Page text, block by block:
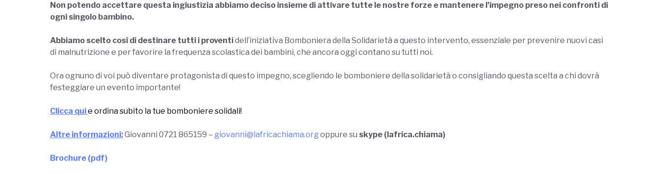
Non potendo accettare questa ingiustizia abbiamo deciso insieme di attivare tutte le nostre forze e mantenere l’impegno preso nei confronti di
ogni singolo bambino.
Abbiamo scelto così di destinare tutti i proventidell’iniziativa Bomboniera della Solidarietà a questo intervento, essenziale per prevenire nuovi casi
di malnutrizione e per favorire la frequenza scolastica dei bambini, che ancora oggi contano su tutti noi.
Ora ognuno di voi può diventare protagonista di questo impegno, scegliendo le bomboniere della solidarietà o consigliando questa scelta a chi dovrà
festeggiare un evento importante!
Clicca quie ordina subito la tue bomboniere solidali!
Altre informazioni:Giovanni 0721 865159 – giovanni@lafricachiama.orgoppure su skype (lafrica.chiama)
Brochure (pdf)